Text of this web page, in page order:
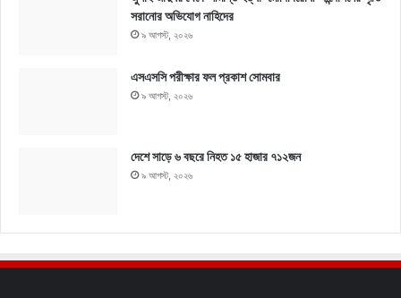
সরানোর অভিযোগ নাহিদের
৯ আগস্ট, ২০২৬
এসএসসি পরীক্ষার ফল প্রকাশ সোমবার
৯ আগস্ট, ২০২৬
দেশে সাড়ে ৬ বছরে নিহত ১৫ হাজার ৭১২জন
৯ আগস্ট, ২০২৬